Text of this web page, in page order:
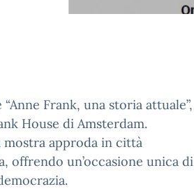
Frank, una storia attuale”,
House di Amsterdam.
mostra approda in città
offrendo un’occasione unica di